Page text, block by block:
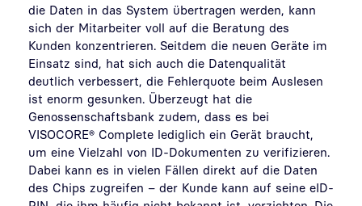
die Daten in das System übertragen werden, kann
sich der Mitarbeiter voll auf die Beratung des
Kunden konzentrieren. Seitdem die neuen Geräte im
Einsatz sind, hat sich auch die Datenqualität
deutlich verbessert, die Fehlerquote beim Auslesen
ist enorm gesunken. Überzeugt hat die
Genossenschaftsbank zudem, dass es bei
VISOCORE® Complete lediglich ein Gerät braucht,
um eine Vielzahl von ID-Dokumenten zu verifizieren.
Dabei kann es in vielen Fällen direkt auf die Daten
des Chips zugreifen – der Kunde kann auf seine eID-